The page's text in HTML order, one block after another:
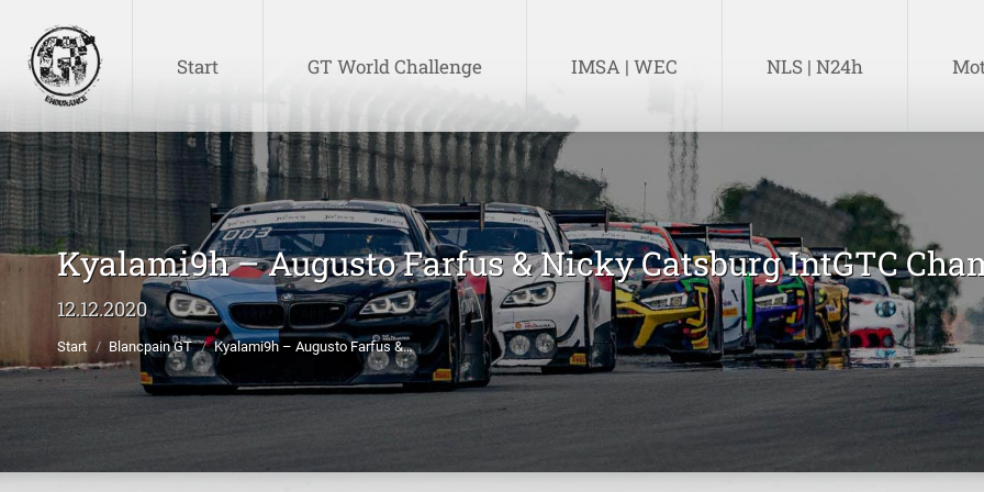
Start GT World Challenge IMSA | WEC NLS | N24h
Kyalami9h – Augusto Farfus & Nicky Catsburg IntGTC
12.12.2020
Sie befinden sich hier:
Start Blancpain GT Kyalami9h – Augusto Farfus &…